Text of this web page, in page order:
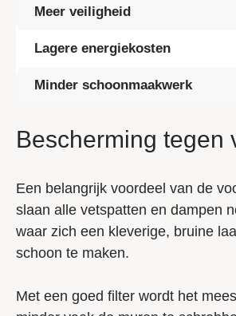
Meer veiligheid
Lagere energiekosten
Minder schoonmaakwerk
Bescherming tegen
Een belangrijk voordeel van de
slaan alle vetspatten en dampen
waar zich een kleverige, bruine
schoon te maken.
Met een goed filter wordt het